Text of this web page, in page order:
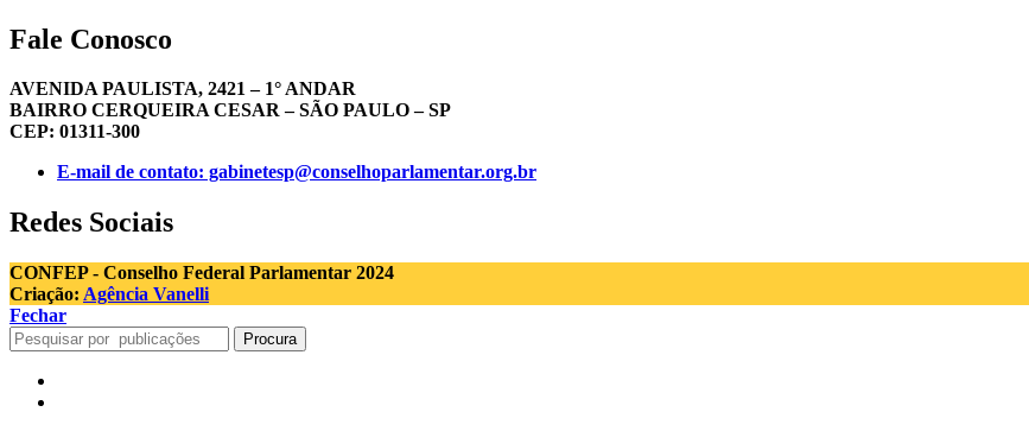
Fale Conosco
AVENIDA PAULISTA, 2421 – 1° ANDAR
BAIRRO CERQUEIRA CESAR – SÃO PAULO – SP
CEP: 01311-300
E-mail de contato: gabinetesp@conselhoparlamentar.org.br
Redes Sociais
CONFEP - Conselho Federal Parlamentar 2024
Criação: Agência Vanelli
Fechar
Procura